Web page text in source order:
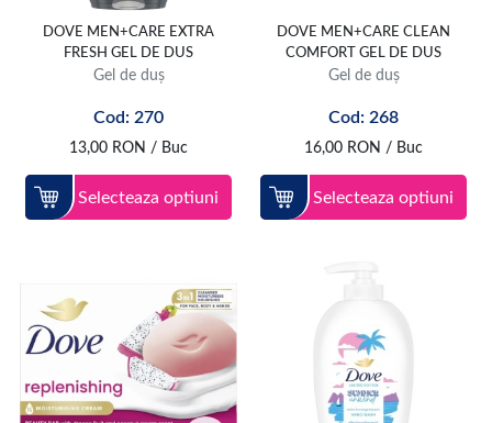
DOVE MEN+CARE EXTRA
FRESH GEL DE DUS
Gel de duș
Cod: 270
13,00 RON / Buc
Selecteaza optiuni
DOVE MEN+CARE CLEAN
COMFORT GEL DE DUS
Gel de duș
Cod: 268
16,00 RON / Buc
Selecteaza optiuni